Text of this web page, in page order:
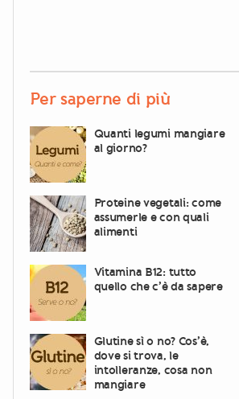
Per saperne di più
Quanti legumi mangiare
al giorno?
Proteine vegetali: come
assumerle e con quali
alimenti
Vitamina B12: tutto
quello che c’è da sapere
Glutine sì o no? Cos’è,
dove si trova, le
intolleranze, cosa non
mangiare